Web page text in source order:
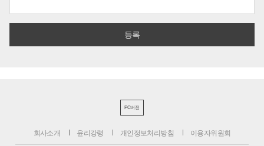
PC버전
회사소개 윤리강령 개인정보처리방침 이용자위원회